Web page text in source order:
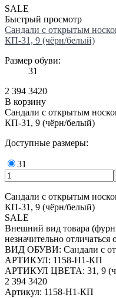
SALE
Быстрый просмотр
Сандали с открытым
КП-31, 9 (чёрн/белый)
Размер обуви:
31
2 394 3420
В корзину
Сандали с открытым
КП-31, 9 (чёрн/белый)
Доступные размеры:
31
Сандали с открытым
КП-31, 9 (чёрн/белый)
SALE
Внешний вид товара
незначительно
ВИД ОБУВИ: Сандали с
АРТИКУЛ: 1158-H1-КП
АРТИКУЛ ЦВЕТА: 31, 9
2 394 3420
Артикул: 1158-H1-КП